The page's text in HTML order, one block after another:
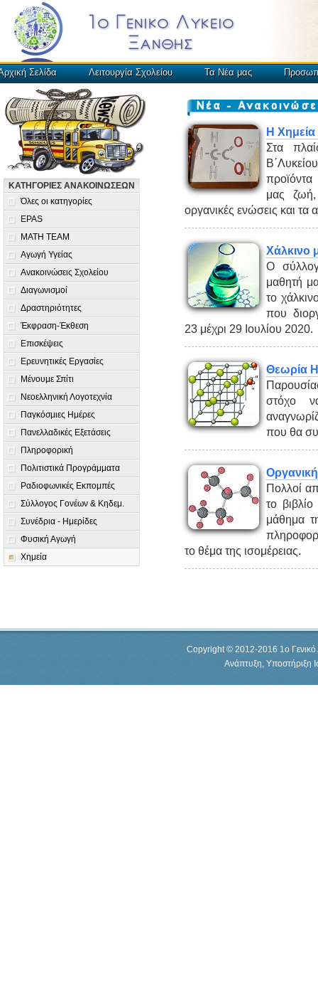
Σελίδα Λειτουργία Σχολείου Τα Νέα μας
ΚΑΤΗΓΟΡΙΕΣ ΑΝΑΚΟΙΝΩΣΕΩΝ
Όλες οι κατηγορίες
EPAS
MATH TEAM
Αγωγή Υγείας
Ανακοινώσεις Σχολείου
Διαγωνισμοί
Δραστηριότητες
Έκφραση-Έκθεση
Επισκέψεις
Ερευνητικές Εργασίες
Μένουμε Σπίτι
Νεοελληνική Λογοτεχνία
Παγκόσμιες Ημέρες
Πανελλαδικές Εξετάσεις
Πληροφορική
Πολιτιστικά Προγράμματα
Ραδιοφωνικές Εκπομπές
Σύλλογος Γονέων & Κηδεμ.
Συνέδρια - Ημερίδες
Φυσική Αγωγή
Χημεία
Η
Στα
μας
οργανικές ενώσεις και
Χάλκινο
Ο
μαθητή
το
που
23 μέχρι 29 Ιουλίου 2020.
Θεωρία
στόχο
που θα
Πολλοί
το
μάθημα
το θέμα της ισομέρειας.
Copyright © 2012-2016 1o Γενικό
Ανάπτυξη, Υποστήριξη